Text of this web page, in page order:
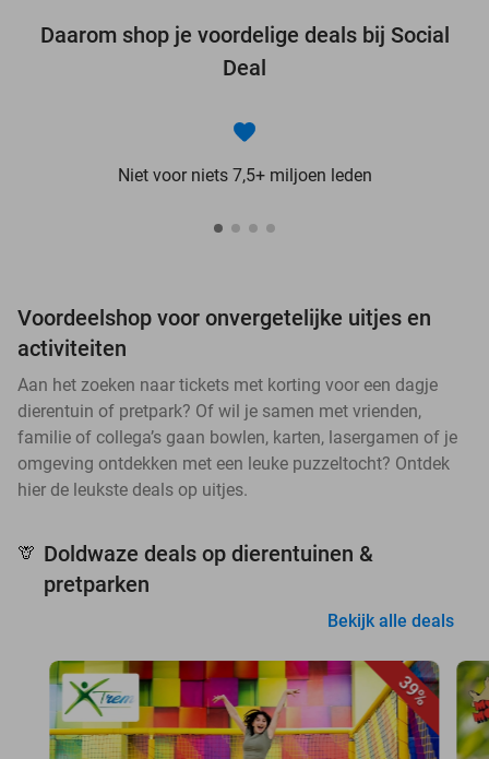
Daarom shop je voordelige deals bij Social
Deal
Niet voor niets 7,5+ miljoen leden
Voordeelshop voor onvergetelijke uitjes en
activiteiten
Aan het zoeken naar tickets met korting voor een dagje
dierentuin of pretpark? Of wil je samen met vrienden,
familie of collega’s gaan bowlen, karten, lasergamen of je
omgeving ontdekken met een leuke puzzeltocht? Ontdek
hier de leukste deals op uitjes.
🦒 Doldwaze deals op dierentuinen &
pretparken
Bekijk alle deals
39%